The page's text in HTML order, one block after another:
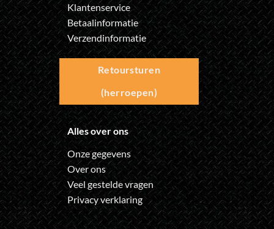
Klantenservice
Betaalinformatie
Verzendinformatie
Retoursturen
(herroepen)
Alles over ons
Onze gegevens
Over ons
Veel gestelde vragen
Privacy verklaring